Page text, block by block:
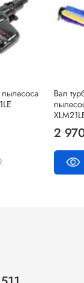
Вал
2